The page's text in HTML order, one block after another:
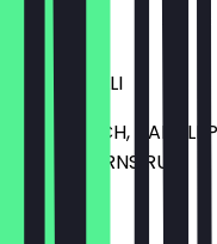
MILLI VANILLI
HAFERMILCH,
ZIMT, AHORNSIRUP